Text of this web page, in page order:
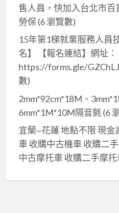
售人員，快加入台北市
勞保(6 瀏覽數)
15年第1梯就業服務人員
名】 【報名連結】網址：
https://forms.gle/
數)
2mm*92cm*18M、
6mm*1M*10M隔音氈(6
宜蘭~花蓮 地點不限 現金
車 收購中古機車 收購二
中古摩托車 收購二手摩托